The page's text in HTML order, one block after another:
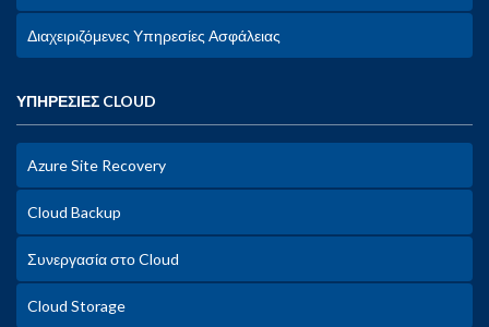
Διαχειριζόμενες Υπηρεσίες Ασφάλειας
ΥΠΗΡΕΣΙΕΣ CLOUD
Azure Site Recovery
Cloud Backup
Συνεργασία στο Cloud
Cloud Storage